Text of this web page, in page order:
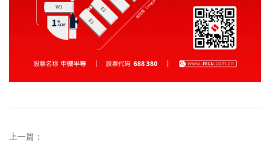
上一篇：